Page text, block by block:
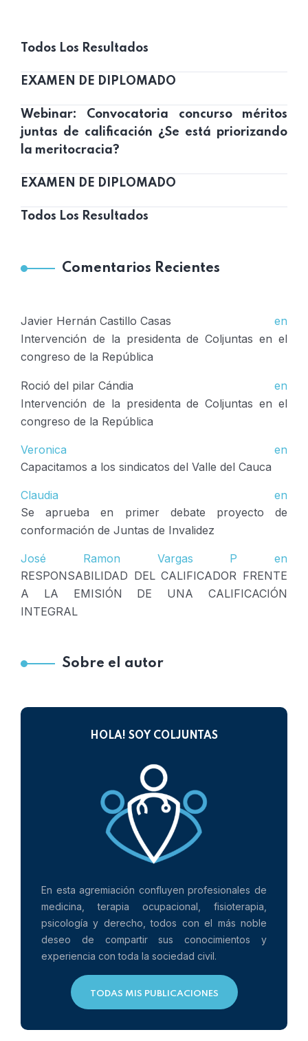
Todos Los Resultados
EXAMEN DE DIPLOMADO
Webinar: Convocatoria concurso méritos
juntas de calificación ¿Se está priorizando
la meritocracia?
EXAMEN DE DIPLOMADO
Todos Los Resultados
Comentarios Recientes
Javier Hernán Castillo Casas en
Intervención de la presidenta de Coljuntas en el
congreso de la República
Roció del pilar Cándia en
Intervención de la presidenta de Coljuntas en el
congreso de la República
Veronica en
Capacitamos a los sindicatos del Valle del Cauca
Claudia en
Se aprueba en primer debate proyecto de
conformación de Juntas de Invalidez
José Ramon Vargas P en
RESPONSABILIDAD DEL CALIFICADOR FRENTE
A LA EMISIÓN DE UNA CALIFICACIÓN
INTEGRAL
Sobre el autor
HOLA! SOY COLJUNTAS
En esta agremiación confluyen profesionales de
medicina, terapia ocupacional, fisioterapia,
psicología y derecho, todos con el más noble
deseo de compartir sus conocimientos y
experiencia con toda la sociedad civil.
TODAS MIS PUBLICACIONES